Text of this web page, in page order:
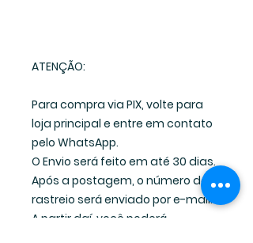
ATENÇÃO:
Para compra via PIX, volte para
loja principal e entre em contato
pelo WhatsApp.
O Envio será feito em até 30 dias.
Após a postagem, o número de
rastreio será enviado por e-mail.
A partir daí, você poderá